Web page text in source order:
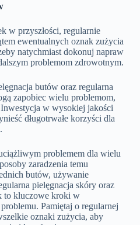
w przyszłości, regularnie
ewentualnych oznak zużycia
natychmiast dokonuj napraw
problemom zdrowotnym.
butów oraz regularna
zapobiec wielu problemom,
w wysokiej jakości
długotrwałe korzyści dla
problemem dla wielu
zaradzenia temu
butów, używanie
pielęgnacja skóry oraz
to kluczowe kroki w
Pamiętaj o regularnej
oznaki zużycia, aby